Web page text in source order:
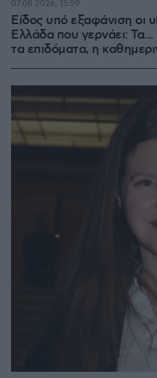
Είδος υπό εξαφάνιση οι
Ελλάδα που γερνάει:
τα επιδόματα, η
07.08.2026, 15:59